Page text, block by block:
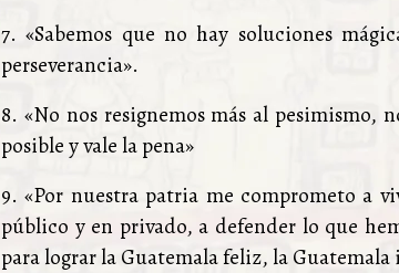
7. «Sabemos que no hay soluciones
perseverancia».
8. «No nos resignemos más al pesimismo,
posible y vale la pena»
9. «Por nuestra patria me comprometo a
público y en privado, a defender lo que
para lograr la Guatemala feliz, la